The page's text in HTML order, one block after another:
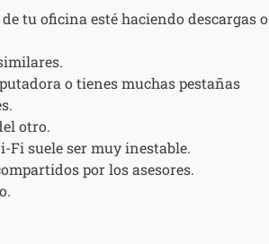
tu oficina esté haciendo descargas o
o tienes muchas pestañas
otro.
Fi suele ser muy inestable.
por los asesores.